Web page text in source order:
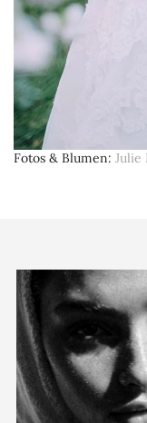
Fotos & Blumen Julie